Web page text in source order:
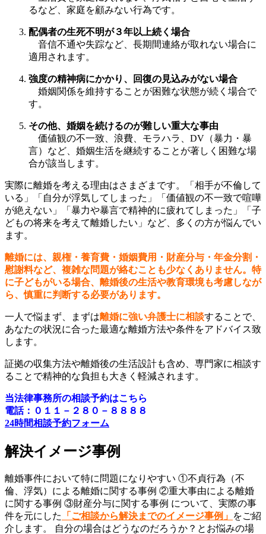
るなど、家庭を顧みない行為です。
配偶者の生死不明が３年以上続く場合
音信不通や失踪など、長期間連絡が取れない場合に
適用されます。
強度の精神病にかかり、回復の見込みがない場合
婚姻関係を維持することが困難な状態が続く場合で
す。
その他、婚姻を続けるのが難しい重大な事由
価値観の不一致、浪費、モラハラ、DV（暴力・暴
言）など、婚姻生活を継続することが著しく困難な場
合が該当します。
実際に離婚を考える理由はさまざまです。「相手が不倫して
いる」「自分が浮気してしまった」「価値観の不一致で喧嘩
が絶えない」「暴力や暴言で精神的に疲れてしまった」「子
どもの将来を考えて離婚したい」など、多くの方が悩んでい
ます。
離婚には、親権・養育費・婚姻費用・財産分与・年金分割・
慰謝料など、複雑な問題が絡むことも少なくありません。特
に子どもがいる場合、離婚後の生活や教育環境も考慮しなが
ら、慎重に判断する必要があります。
一人で悩まず、まずは離婚に強い弁護士に相談することで、
あなたの状況に合った最適な離婚方法や条件をアドバイス致
します。
証拠の収集方法や離婚後の生活設計も含め、専門家に相談す
ることで精神的な負担も大きく軽減されます。
当法律事務所の相談予約はこちら
電話：０１１－２８０－８８８８
24時間相談予約フォーム
解決イメージ事例
離婚事件において特に問題になりやすい ①不貞行為（不
倫、浮気）による離婚に関する事例 ②重大事由による離婚
に関する事例 ③財産分与に関する事例 について、実際の事
件を元にした
「ご相談から解決までのイメージ事例」 をご紹
介します。 自分の場合はどうなのだろうか？とお悩みの場